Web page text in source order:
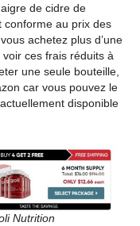
de cidre de
conforme au prix des
achetez plus d’une
ces frais réduits à
une seule bouteille,
car vous pouvez le
disponible
Nutrition